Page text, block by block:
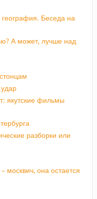
Беседа на
А может, лучше над
якутские фильмы
разборки или
москвич, она остается